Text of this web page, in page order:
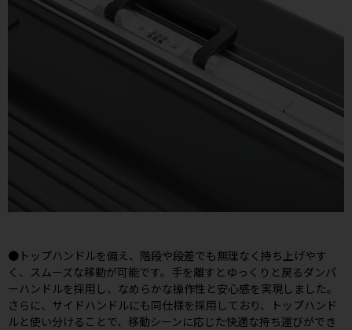
●トップハンドルを備え、階段や段差でも無理なく持ち上げやす
く、スムーズな移動が可能です。手を離すとゆっくりと戻るダンパ
ーハンドルを採用し、なめらかな操作性と安心感を実現しました。
さらに、サイドハンドルにも同仕様を採用しており、トップハンド
ルと使い分けることで、移動シーンに応じた快適な持ち運びができ